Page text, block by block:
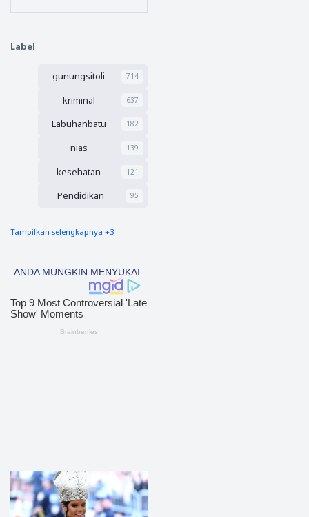
PPAS
Kanan
Peruba
dan
Usulan
Wakil
Label
gunungsitoli 714
kriminal 637
Labuhanbatu 182
nias 139
kesehatan 121
Pendidikan 95
nias barat
polres nias selatan 50
Tampilkan selengkapnya +3